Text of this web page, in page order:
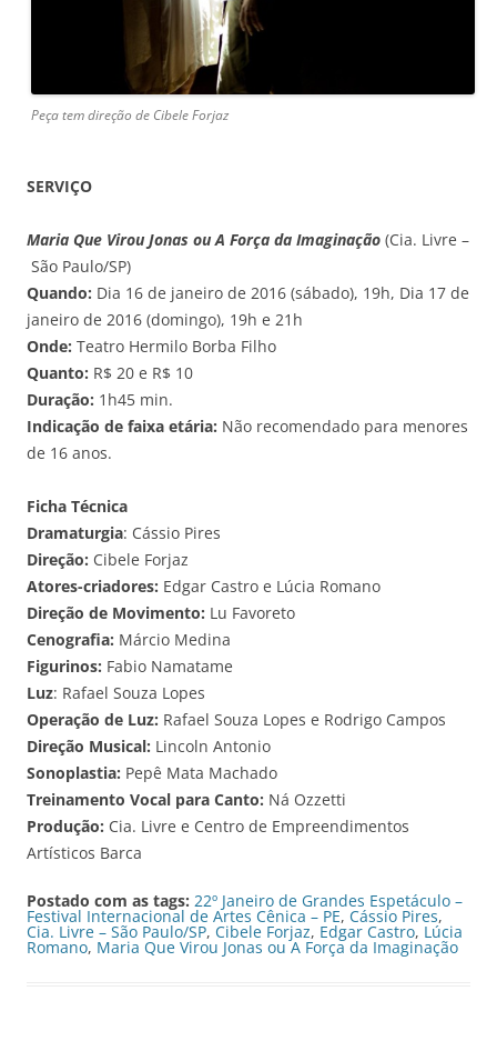
Peça tem direção de Cibele Forjaz
SERVIÇO
Maria Que Virou Jonas ou A Força da Imaginação (Cia. Livre –
São Paulo/SP)
Quando: Dia 16 de janeiro de 2016 (sábado), 19h, Dia 17 de
janeiro de 2016 (domingo), 19h e 21h
Onde: Teatro Hermilo Borba Filho
Quanto: R$ 20 e R$ 10
Duração: 1h45 min.
Indicação de faixa etária: Não recomendado para menores
de 16 anos.
Ficha Técnica
Dramaturgia: Cássio Pires
Direção: Cibele Forjaz
Atores-criadores: Edgar Castro e Lúcia Romano
Direção de Movimento: Lu Favoreto
Cenografia: Márcio Medina
Figurinos: Fabio Namatame
Luz: Rafael Souza Lopes
Operação de Luz: Rafael Souza Lopes e Rodrigo Campos
Direção Musical: Lincoln Antonio
Sonoplastia: Pepê Mata Machado
Treinamento Vocal para Canto: Ná Ozzetti
Produção: Cia. Livre e Centro de Empreendimentos
Artísticos Barca
Postado com as tags: 22º Janeiro de Grandes Espetáculo –
Festival Internacional de Artes Cênica – PE, Cássio Pires,
Cia. Livre – São Paulo/SP, Cibele Forjaz, Edgar Castro, Lúcia
Romano, Maria Que Virou Jonas ou A Força da Imaginação